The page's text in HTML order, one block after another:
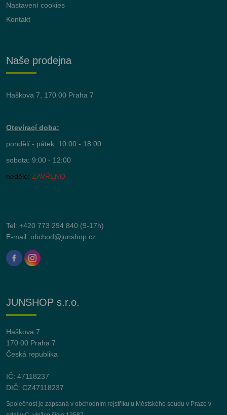
Nastavení cookies
Kontakt
Naše prodejna
Haškova 7, 170 00 Praha 7
Otevírací doba:
pondělí - pátek: 10:00 - 18:00
sobota: 9:00 - 12:00
neděle: ZAVŘENO
Tel: +420 773 294 840 (9-17h)
E-mail: obchod@junshop.cz
JUNSHOP s.r.o.
Haškova 7
170 00 Praha 7
Česká republika
IČ: 47118237
DIČ: CZ47118237
Společnost je zapsaná v obchodním rejstříku u Městského soudu v Praze v